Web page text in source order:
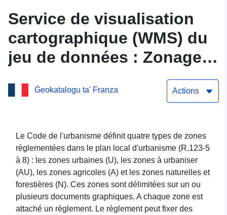
Service de visualisation
cartographique (WMS) du
jeu de données : Zonage
du PLU de Droupt Saint
BasleĠeokatalogu ta' Franza Actions
Le Code de l'urbanisme définit quatre types de zones
règlementées dans le plan local d'urbanisme (R.123-5
à 8) : les zones urbaines (U), les zones à urbaniser
(AU), les zones agricoles (A) et les zones naturelles et
forestières (N). Ces zones sont délimitées sur un ou
plusieurs documents graphiques. A chaque zone est
attaché un règlement. Le règlement peut fixer des